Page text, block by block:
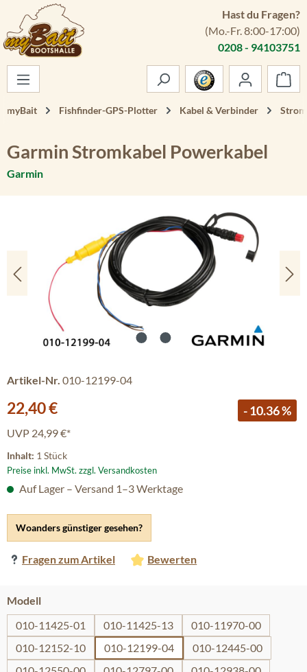
Zum Hauptinhalt springen
Hast du Fragen?
(Mo.-Fr. 8:00-17:00)
0208 - 94103751
myBait Fishfinder-GPS-Plotter Kabel & Verbinder
Garmin Stromkabel Powerkabel
Garmin
Artikel-Nr. 010-12199-04
Verkaufspreis:
22,40 € - 10.36 %
UVP 24,99 €*
Inhalt: 1 Stück
Preise inkl. MwSt. zzgl. Versandkosten
Woanders günstiger gesehen?
Fragen zum Artikel Bewerten
Auf Lager – Versand 1–3 Werktage
Modellauswählen
010-11425-01
010-11425-13
010-11970-00
010-12152-10
010-12199-04
010-12445-00